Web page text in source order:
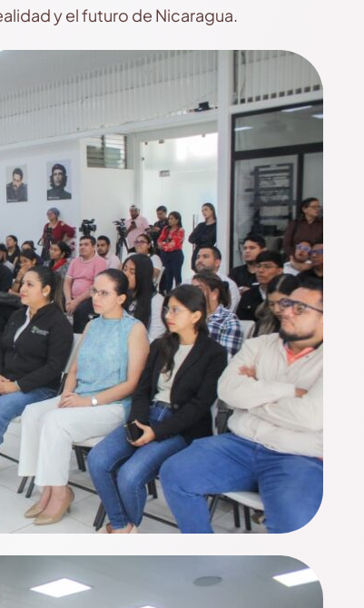
y el futuro de Nicaragua.